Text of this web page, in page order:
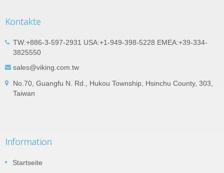
Kontakte
TW:+886-3-597-2931 USA:+1-949-398-5228 EMEA:+39-334-
3825550
sales@viking.com.tw
No.70, Guangfu N. Rd., Hukou Township, Hsinchu County, 303,
Taiwan
Information
Startseite